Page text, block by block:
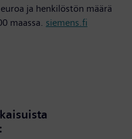
ja henkilöstön määrä
maassa. siemens.fi